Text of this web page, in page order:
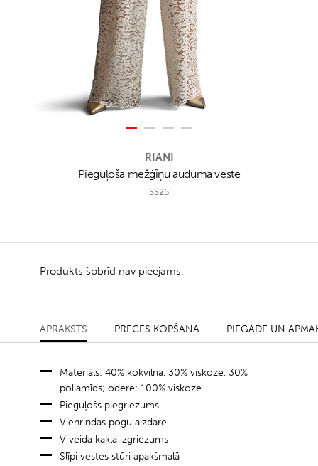
RIANI
Pieguļoša mežģīņu auduma veste
SS25
Produkts šobrīd nav pieejams.
APRAKSTS PRECES KOPŠANA PIEGĀDE UN
Materiāls: 40% kokvilna, 30% viskoze, 30%
poliamīds; odere: 100% viskoze
Pieguļošs piegriezums
Vienrindas pogu aizdare
V veida kakla izgriezums
Slīpi vestes stūri apakšmalā